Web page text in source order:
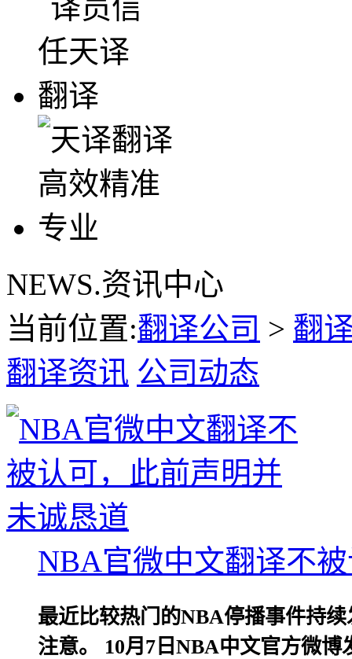
NEWS.资讯中心
当前位置:翻译公司 > 翻
翻译资讯 公司动态
NBA官微中文翻译不
最近比较热门的NBA停播事件持
注意。 10月7日NBA中文官方微